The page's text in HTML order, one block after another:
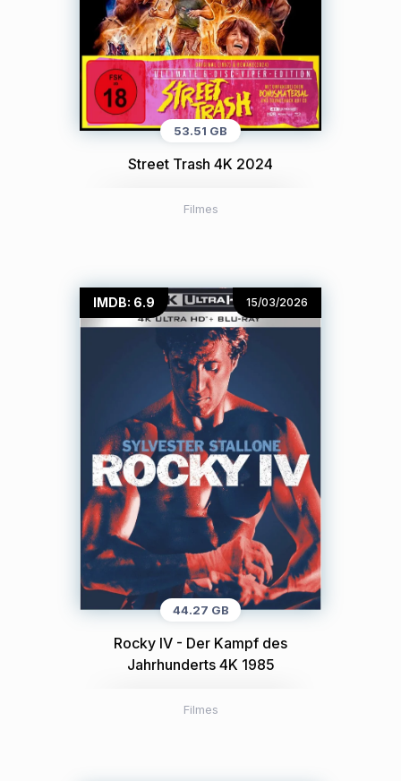
53.51 GB
Street Trash 4K 2024
Filmes
IMDB: 6.9 15/03/2026
44.27 GB
Rocky IV - Der Kampf des
Jahrhunderts 4K 1985
Filmes